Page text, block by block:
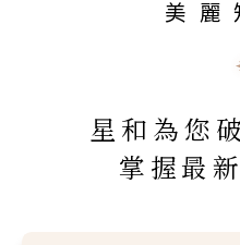
美麗
星和為您
掌握最